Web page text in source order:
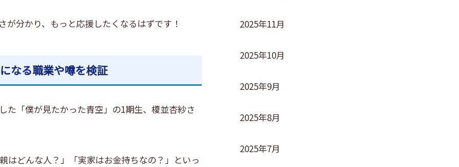
分かり、もっと応援したくなるはずです！
なる職業や噂を検証
た「僕が見たかった青空」の1期生、榎並杏紗さ
はどんな人？」「実家はお金持ちなの？」 といっ
2025年11月
2025年10月
2025年9月
2025年8月
2025年7月